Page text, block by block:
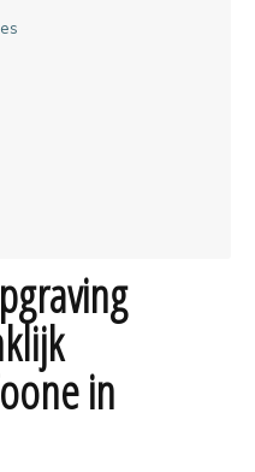
in